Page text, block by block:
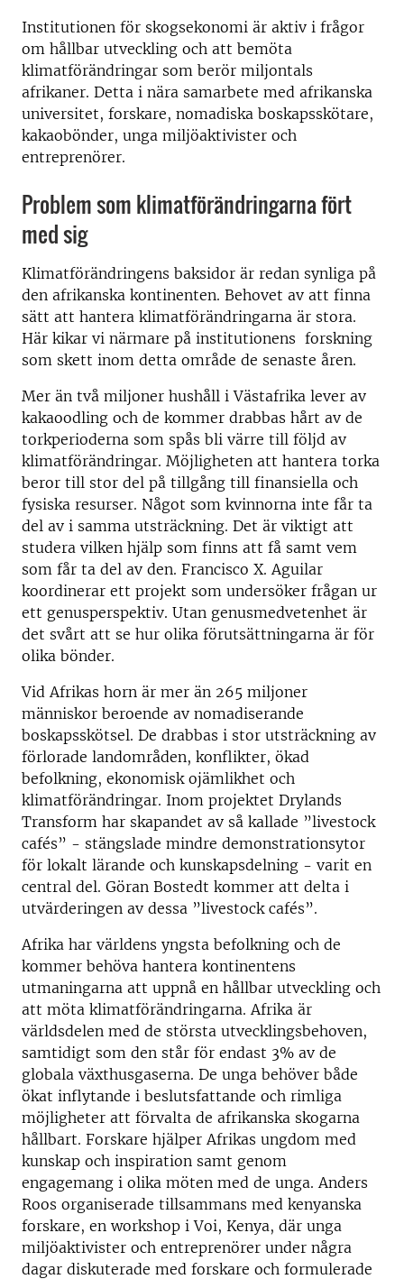
Institutionen för skogsekonomi är aktiv i frågor
om hållbar utveckling och att bemöta
klimatförändringar som berör miljontals
afrikaner. Detta i nära samarbete med afrikanska
universitet, forskare, nomadiska boskapsskötare,
kakaobönder, unga miljöaktivister och
entreprenörer.
Problem som klimatförändringarna fört
med sig
Klimatförändringens baksidor är redan synliga på
den afrikanska kontinenten. Behovet av att finna
sätt att hantera klimatförändringarna är stora.
Här kikar vi närmare på institutionens forskning
som skett inom detta område de senaste åren.
Mer än två miljoner hushåll i Västafrika lever av
kakaoodling och de kommer drabbas hårt av de
torkperioderna som spås bli värre till följd av
klimatförändringar. Möjligheten att hantera torka
beror till stor del på tillgång till finansiella och
fysiska resurser. Något som kvinnorna inte får ta
del av i samma utsträckning. Det är viktigt att
studera vilken hjälp som finns att få samt vem
som får ta del av den. Francisco X. Aguilar
koordinerar ett projekt som undersöker frågan ur
ett genusperspektiv. Utan genusmedvetenhet är
det svårt att se hur olika förutsättningarna är för
olika bönder.
Vid Afrikas horn är mer än 265 miljoner
människor beroende av nomadiserande
boskapsskötsel. De drabbas i stor utsträckning av
förlorade landområden, konflikter, ökad
befolkning, ekonomisk ojämlikhet och
klimatförändringar. Inom projektet Drylands
Transform har skapandet av så kallade ”livestock
cafés” - stängslade mindre demonstrationsytor
för lokalt lärande och kunskapsdelning - varit en
central del. Göran Bostedt kommer att delta i
utvärderingen av dessa ”livestock cafés”.
Afrika har världens yngsta befolkning och de
kommer behöva hantera kontinentens
utmaningarna att uppnå en hållbar utveckling och
att möta klimatförändringarna. Afrika är
världsdelen med de största utvecklingsbehoven,
samtidigt som den står för endast 3% av de
globala växthusgaserna. De unga behöver både
ökat inflytande i beslutsfattande och rimliga
möjligheter att förvalta de afrikanska skogarna
hållbart. Forskare hjälper Afrikas ungdom med
kunskap och inspiration samt genom
engagemang i olika möten med de unga. Anders
Roos organiserade tillsammans med kenyanska
forskare, en workshop i Voi, Kenya, där unga
miljöaktivister och entreprenörer under några
dagar diskuterade med forskare och formulerade